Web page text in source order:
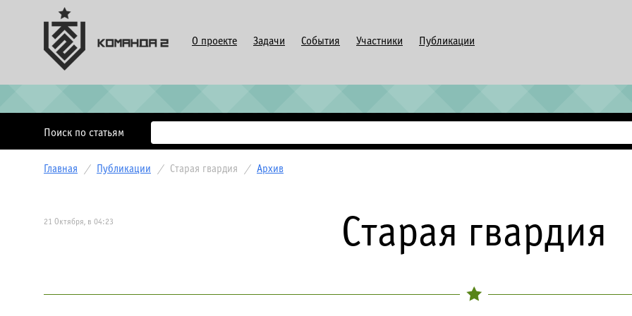
О проекте Задачи События Участники Публикации
Поиск по статьям
Главная / Публикации / Старая гвардия / Архив
21 Октября, в 04:23 Старая гвардия